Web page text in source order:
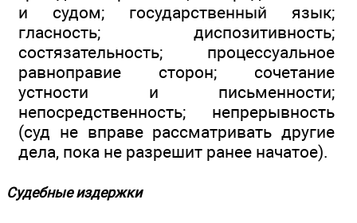
и судом; государственный язык;
гласность; диспозитивность;
состязательность; процессуальное
равноправие сторон; сочетание
устности и письменности;
непосредственность; непрерывность
(суд не вправе рассматривать другие
дела, пока не разрешит ранее начатое).
Судебные издержки